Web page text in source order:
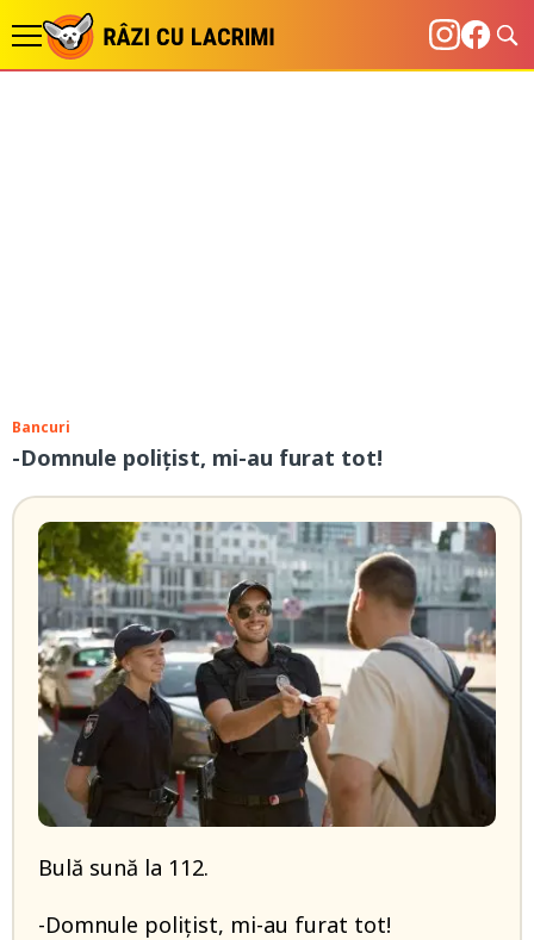
Bancuri
-Domnule polițist, mi-au furat tot!
Bulă sună la 112.
-Domnule polițist, mi-au furat tot!